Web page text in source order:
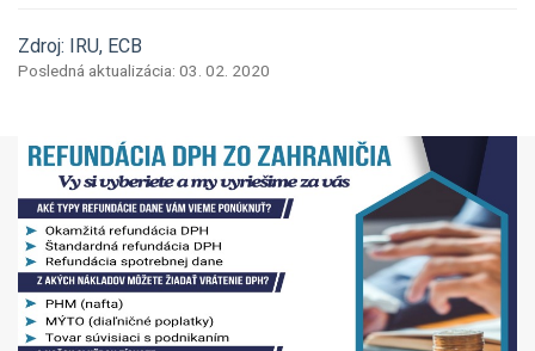
Zdroj: IRU, ECB
Posledná aktualizácia: 03. 02. 2020